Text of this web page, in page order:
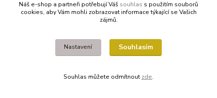
Kontakty
fitnessio@post.cz
Náš e-shop a partneři potřebují Váš souhlas s použitím souborů
cookies, aby Vám mohli zobrazovat informace týkající se Vašich
zájmů.
Nastavení Souhlasím
Souhlas můžete odmítnout zde.